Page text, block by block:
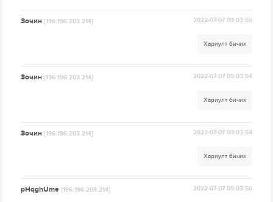
Зочин[196.196.203.214] 2022-07-07 09:03:55
Хариулт бичих
Зочин[196.196.203.214] 2022-07-07 09:03:54
Хариулт бичих
Зочин[196.196.203.214] 2022-07-07 09:03:54
Хариулт бичих
pHqghUme[196.196.203.214] 2022-07-07 09:03:50